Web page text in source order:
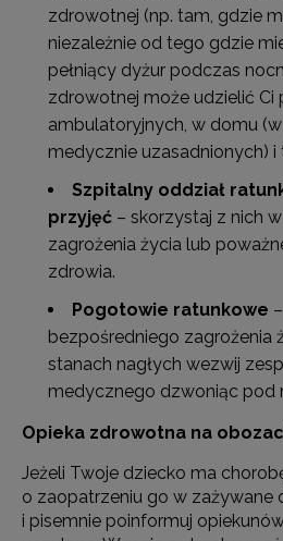
zdrowotnej (np. tam, gdzie
niezależnie od tego gdzie
pełniący dyżur podczas
zdrowotnej może udzielić Ci
ambulatoryjnych, w domu
medycznie uzasadnionych) i
Szpitalny oddział
przyjęć – skorzystaj z nich
zagrożenia życia lub
zdrowia.
Pogotowie ratunkowe
bezpośredniego zagrożenia
stanach nagłych wezwij
medycznego dzwoniąc pod
Opieka zdrowotna na
Jeżeli Twoje dziecko ma
o zaopatrzeniu go w zażywane
i pisemnie poinformuj